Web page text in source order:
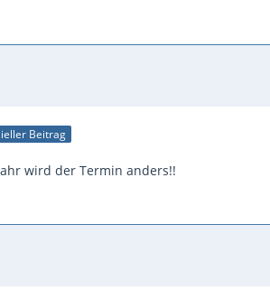
Beitrag
wird der Termin anders!!